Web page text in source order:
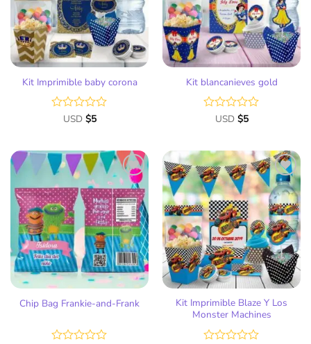
deseos
Kit Imprimible baby corona
Valorado
de
USD $5
deseos
Kit blancanieves gold
Valorado
de
5
USD $5
Añadir
a la
lista
de
deseos
Chip Bag Frankie-and-Frank
Añadir
a la
lista
de
deseos
Kit Imprimible Blaze Y Los
Monster Machines